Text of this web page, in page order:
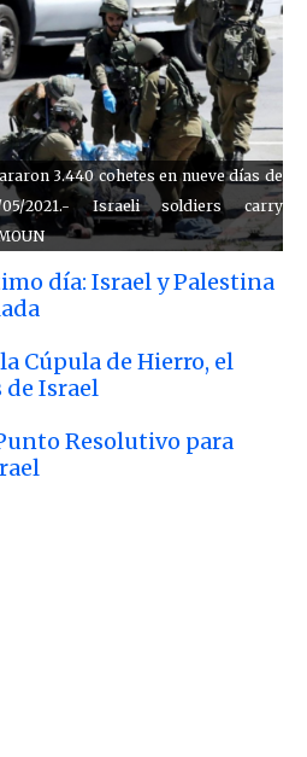
3.440 cohetes en nueve días de
05/2021.- Israeli soldiers carry
día: Israel y Palestina
Cúpula de Hierro, el
Israel
Resolutivo para